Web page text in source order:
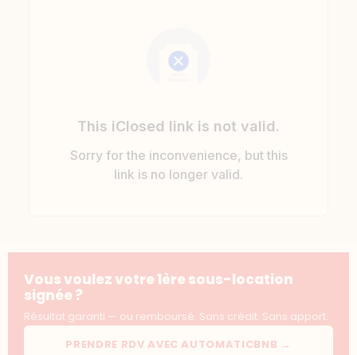
Vous voulez votre 1ère sous-location
signée ?
Résultat garanti — ou remboursé. Sans crédit. Sans apport.
PRENDRE RDV AVEC AUTOMATICBNB →